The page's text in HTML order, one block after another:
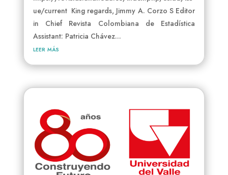
ue/current King regards, Jimmy A. Corzo S Editor
in Chief Revista Colombiana de Estadística
Assistant: Patricia Chávez...
leer más